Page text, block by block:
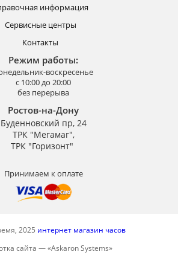
информация
Сервисные центры
Контакты
Режим работы:
воскресенье
с 10:00 до 20:00
без перерыва
Ростов-на-Дону
Буденновский пр, 24
ТРК "Мегамаг",
ТРК "Горизонт"
Принимаем к оплате
2025 интернет магазин часов
сайта —«Askaron Systems»